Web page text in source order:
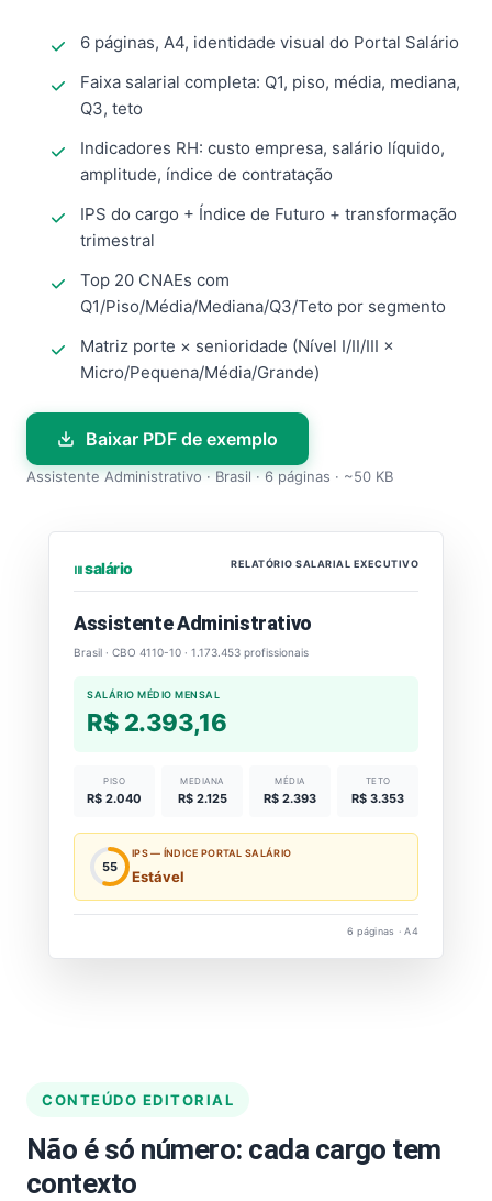
6 páginas, A4, identidade visual do Portal Salário
Faixa salarial completa: Q1, piso, média, mediana,
Q3, teto
Indicadores RH: custo empresa, salário líquido,
amplitude, índice de contratação
IPS do cargo + Índice de Futuro + transformação
trimestral
Top 20 CNAEs com
Q1/Piso/Média/Mediana/Q3/Teto por segmento
Matriz porte × senioridade (Nível I/II/III ×
Micro/Pequena/Média/Grande)
Baixar PDF de exemplo
Assistente Administrativo · Brasil · 6 páginas · ~50 KB
⏐⏐⏐ salário RELATÓRIO SALARIAL EXECUTIVO
Assistente Administrativo
Brasil · CBO 4110-10 · 1.173.453 profissionais
SALÁRIO MÉDIO MENSAL
R$ 2.393,16
PISO
R$ 2.040
MEDIANA
R$ 2.125
MÉDIA
R$ 2.393
TETO
R$ 3.353
55
IPS — ÍNDICE PORTAL SALÁRIO
Estável
6 páginas · A4
CONTEÚDO EDITORIAL
Não é só número: cada cargo tem
contexto